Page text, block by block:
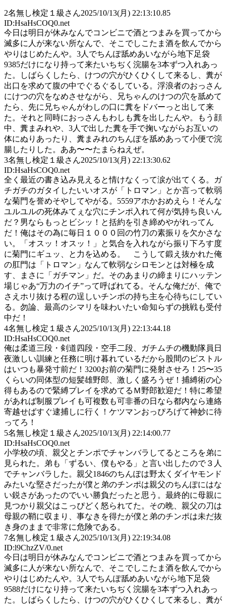
2名無し検定１級さん2025/10/13(月) 22:13:10.85
ID:HsaHsCOQ0.net
今日は明日が休みなんでコンビニで酒とつまみを買ってから
滅多に人が来ない所なんで、そこでしこたま酒を飲んでから
やりはじめたんや。3人でちんぽ舐めあいながら地下足袋
9385だけになり持って来たいちぢく浣腸を3本ずつ入れあっ
た。しばらくしたら、けつの穴がひくひくして来るし、糞が
出口を求めて腹の中でぐるぐるしている。浮浪者のおっさん
にけつの穴をなめさせながら、兄ちゃんのけつの穴を舐めて
たら、先に兄ちゃんがわしの口に糞をドバーっと出して来
た。それと同時におっさんもわしも糞を出したんや。もう顔
中、糞まみれや、3人で出した糞を手で掬いながらお互いの
体にぬりあったり、糞まみれのちんぽを舐めあって小便で浣
腸したりした。ああ〜〜たまらねえぜ。
3名無し検定１級さん2025/10/13(月) 22:13:30.62
ID:HsaHsCOQ0.net
全く最近の書き込み見えると情けなくって涙が出てくる。ガ
チガチのガタイしたいいオスが「トロマン」とか言って軟弱
な菊門を誉めそやしてやがる。5559アホかおめえら！そんな
ユルユルの死体みてぇな穴にチンポ入れて何が気持ち良いん
だ？男ならもっとビシッ！と括約を引き締めやがれってん
だ！俺はその為に毎日１０００回の竹刀の素振りを欠かさな
い。「オスッ！オスッ！」と気合を入れながら振り下ろす度
に菊門にギュッ、と力を込める。 こうして鍛え抜かれた俺
の肛門は「トロマン」なんて軟弱なシロモンとは対極を成
す、まさに「ガチマン」だ。そのあまりの締まりにハッテン
場じゃあ“万力のイチ”って呼ばれてる。そんな俺だが、俺で
さえホリ抜ける程の逞しいチンポの持ち主を心待ちにしてい
る。勿論、最高のシマリを味わいたい命知らずの挑戦も受付
中だ！
4名無し検定１級さん2025/10/13(月) 22:13:44.18
ID:HsaHsCOQ0.net
俺は柔道三段・剣道四段・空手二段、ガチムチの機動隊員日
夜激しい訓練と任務に明け暮れているだから股間のピストル
はいつも暴発寸前だ！3200お前の菊門に発射させろ！25〜35
くらいの同体型の短髪雄野郎、激しく盛ろうぜ！捕縛術の心
得もあるので緊縛プレイを求めてるＭ野郎歓迎だ！特に希望
があれば制服プレイも可複数も可非番の日なら都内なら連絡
寄越せばすぐ逮捕しに行く！ケツマンおっぴろげて神妙に待
ってろ！
5名無し検定１級さん2025/10/13(月) 22:14:00.77
ID:HsaHsCOQ0.net
小学校の頃、親父とチンポでチャンバラしてるところを弟に
見られた。弟も「ずるい、僕もやる」と言い出したので３人
でチャンバラした。親父1846のちんぽは野太くダイヤモンド
みたいな堅さだったが僕と弟のチンポは親父のちんぽにはな
い鋭さがあったのでいい勝負だったと思う。最終的に母親に
見つかり親父はこっぴどく怒られてた。その晩、親父の刀は
母親の鞘に収まり、事なきを得たが僕と弟のチンポは未だ抜
き身のままで非常に危険である。
7名無し検定１級さん2025/10/13(月) 22:19:34.08
ID:l9ChzZV/0.net
今日は明日が休みなんでコンビニで酒とつまみを買ってから
滅多に人が来ない所なんで、そこでしこたま酒を飲んでから
やりはじめたんや。3人でちんぽ舐めあいながら地下足袋
9588だけになり持って来たいちぢく浣腸を3本ずつ入れあっ
た。しばらくしたら、けつの穴がひくひくして来るし、糞が